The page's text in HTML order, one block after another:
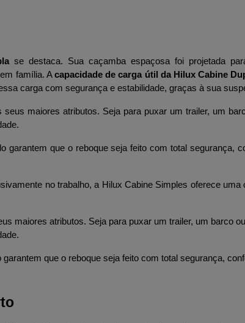
se destaca. Sua caçamba espaçosa foi projetada
família. A capacidade de carga útil da Hilux Cabine
carga com segurança e estabilidade, graças à sua
maiores atributos. Seja para puxar um trailer, um
garantem que o reboque seja feito com total segurança,
no trabalho, a Hilux Cabine Simples oferece
maiores atributos. Seja para puxar um trailer, um barco
que o reboque seja feito com total segurança,